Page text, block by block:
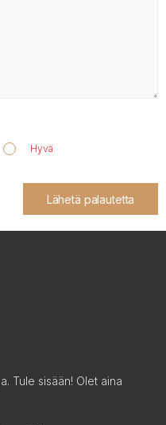
Hyvä
Lähetä palautetta
Tule sisään! Olet aina